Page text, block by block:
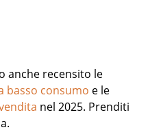
anche recensito le
basso consumo e le
nel 2025. Prenditi